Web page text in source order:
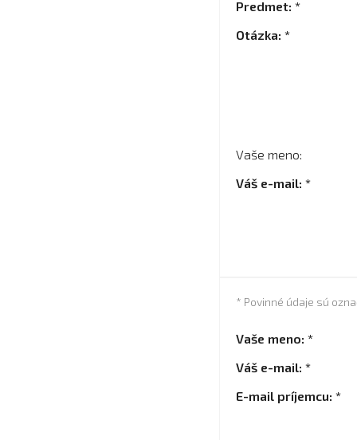
Predmet: *
Otázka: *
Vaše meno:
Váš e-mail: *
* Povinné údaje sú
Vaše meno: *
Váš e-mail: *
E-mail príjemcu: *